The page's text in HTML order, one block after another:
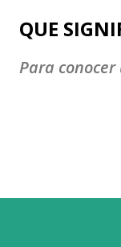
QUE
Para